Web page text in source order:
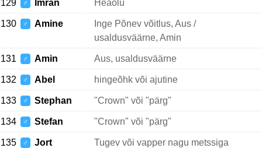
129 ♂ Imran Heaolu
130 ♂ Amine
Inge Põnev võitlus, Aus /
usaldusväärne, Amin
131 ♂ Amin Aus, usaldusväärne
132 ♂ Abel hingeõhk või ajutine
133 ♂ Stephan "Crown" või "pärg"
134 ♂ Stefan "Crown" või "pärg"
135 ♂ Jort Tugev või vapper nagu metssiga